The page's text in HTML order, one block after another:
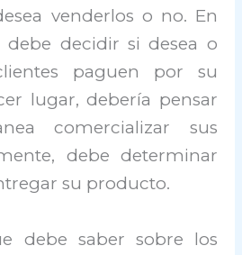
venderlos o no. En
debe decidir si desea o
paguen por su
lugar, debería pensar
comercializar sus
debe determinar
su producto.
debe saber sobre los